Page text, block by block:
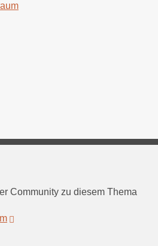
Community zu diesem Thema